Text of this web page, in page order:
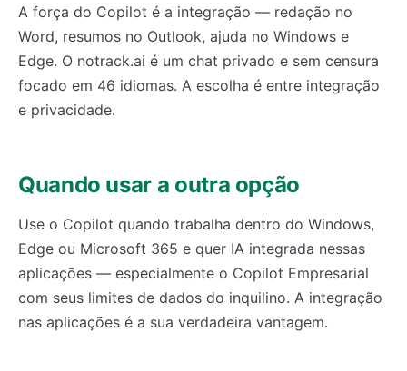
A força do Copilot é a integração — redação no
Word, resumos no Outlook, ajuda no Windows e
Edge. O notrack.ai é um chat privado e sem censura
focado em 46 idiomas. A escolha é entre integração
e privacidade.
Quando usar a outra opção
Use o Copilot quando trabalha dentro do Windows,
Edge ou Microsoft 365 e quer IA integrada nessas
aplicações — especialmente o Copilot Empresarial
com seus limites de dados do inquilino. A integração
nas aplicações é a sua verdadeira vantagem.